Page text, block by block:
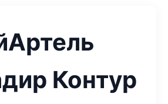
Контур